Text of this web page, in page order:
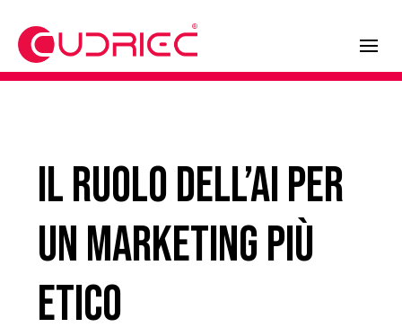
Il ruolo dell’AI per
un marketing più
etico